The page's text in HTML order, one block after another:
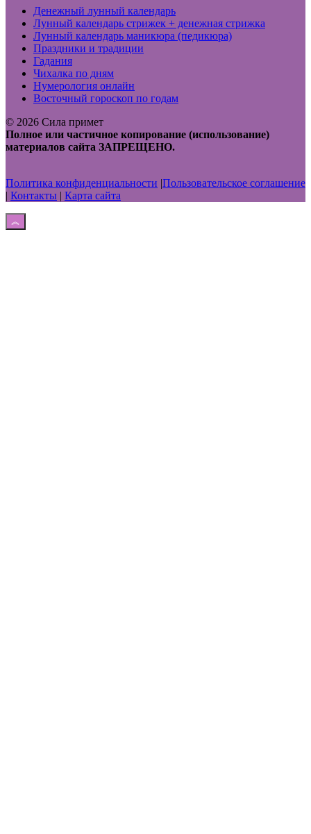
Денежный лунный календарь
Лунный календарь стрижек + денежная стрижка
Лунный календарь маникюра (педикюра)
Праздники и традиции
Гадания
Чихалка по дням
Нумерология онлайн
Восточный гороскоп по годам
© 2026 Сила примет
Полное или частичное копирование (использование)
материалов сайта ЗАПРЕЩЕНО.
Политика конфиденциальности Пользовательское соглашение
Контакты Карта сайта